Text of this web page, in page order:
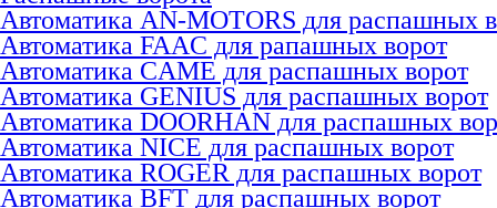
Автоматика AN-MOTORS для распашных
Автоматика FAAC для рапашных ворот
Автоматика CAME для раcпашных ворот
Автоматика GENIUS для раcпашных ворот
Автоматика DOORHAN для раcпашных
Автоматика NICE для раcпашных ворот
Автоматика ROGER для раcпашных ворот
Автоматика BFT для раcпашных ворот